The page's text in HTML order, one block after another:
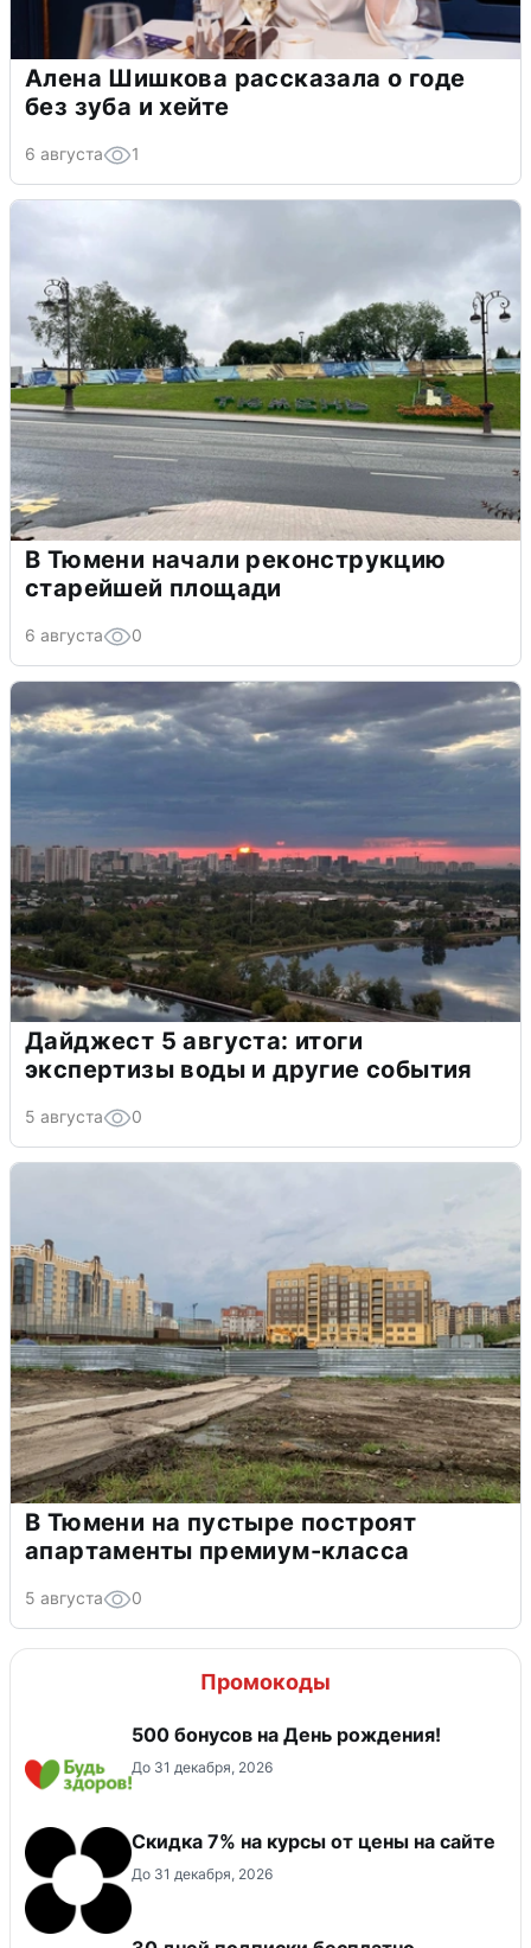
Алена Шишкова рассказала о годе
без зуба и хейте
6 августа 1
В Тюмени начали реконструкцию
старейшей площади
6 августа 0
Дайджест 5 августа: итоги
экспертизы воды и другие события
5 августа 0
В Тюмени на пустыре построят
апартаменты премиум-класса
5 августа 0
Промокоды
500 бонусов на День рождения!
До 31 декабря, 2026
Скидка 7% на курсы от цены на сайте
До 31 декабря, 2026